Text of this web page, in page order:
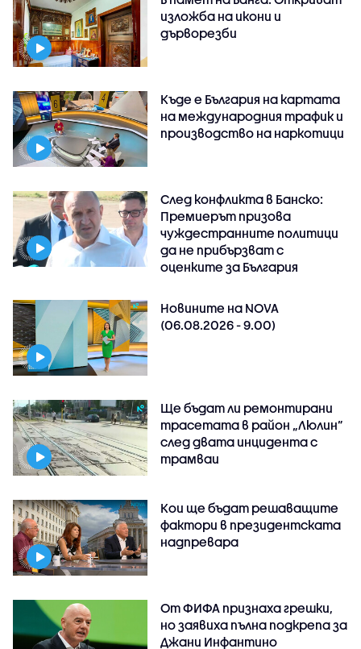
изложба на икони и
дърворезби
Къде е България на картата
на международния трафик и
производство на наркотици
След конфликта в Банско:
Премиерът призова
чуждестранните политици
да не прибързват с
оценките за България
Новините на NOVA
(06.08.2026 - 9.00)
Ще бъдат ли ремонтирани
трасетата в район „Люлин”
след двата инцидента с
трамваи
Кои ще бъдат решаващите
фактори в президентската
надпревара
От ФИФА признаха грешки,
но заявиха пълна подкрепа за
Джани Инфантино